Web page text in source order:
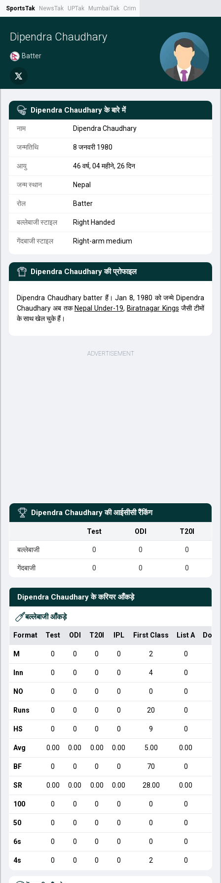
SportsTak NewsTak UPTak MumbaiTak CrimeTak
Dipendra Chaudhary
Batter
Dipendra Chaudhary के बारे में
नाम Dipendra Chaudhary
जन्मतिथि 8 जनवरी 1980
आयु 46 वर्ष, 04 महीने, 26 दिन
जन्म स्थान Nepal
रोल Batter
बल्लेबाजी स्टाइल Right Handed
गेंदबाजी स्टाइल Right-arm medium
Dipendra Chaudhary की प्रोफाइल
Dipendra Chaudhary batter हैं। Jan 8, 1980 को जन्मे Dipendra
Chaudhary अब तक Nepal Under-19, Biratnagar Kings जैसी टीमों
के साथ खेल चुके हैं।
Dipendra Chaudhary की आईसीसी रैंकिंग
Test ODI T20I
बल्लेबाजी 0 0 0
गेंदबाजी 0 0 0
Dipendra Chaudhary के करियर आँकड़े
बल्लेबाजी आँकड़े
Format Test ODI T20I IPL First Class List A
M 0 0 0 0 2 0
Inn 0 0 0 0 4 0
NO 0 0 0 0 0 0
Runs 0 0 0 0 20 0
HS 0 0 0 0 9 0
Avg 0.00 0.00 0.00 0.00 5.00 0.00
BF 0 0 0 0 70 0
SR 0.00 0.00 0.00 0.00 28.00 0.00
100 0 0 0 0 0 0
50 0 0 0 0 0 0
6s 0 0 0 0 0 0
4s 0 0 0 0 2 0